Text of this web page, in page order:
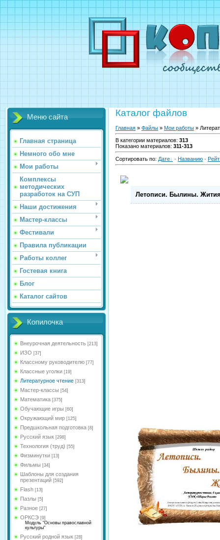
Меню сайта
Главная страница
Немного обо мне
Мои работы
Комплексы
методических
разработок на СУП
Наши достижения
Мастер-классы
Фестивали
Правила публикации
Работы коллег
Гостевая книга
Блог
Каталог сайтов
Копилочка
Внеурочная деятельность [213]
ИЗО [37]
Классному руководителю [77]
Классные уголки [19]
Литературное чтение [313]
Мастер-классы [54]
Математика [375]
Обучающие игры [60]
Окружающий мир [125]
Предшкольная подготовка [8]
Русский язык [298]
Технология (труд) [55]
Физминутки [13]
Фильмы [34]
Шаблоны для создания
презентаций [592]
Flash [13]
Пазлы [5]
Разное [27]
ОРКСЭ [9]
Модуль "Основы православной
культуры"
Русский родной язык [28]
Каталог файлов
Главная » Файлы » Мои работы »
В категории материалов: 313
Показано материалов: 311-313
Сортировать по: Дате · Названию ·
Летописи. Былины.